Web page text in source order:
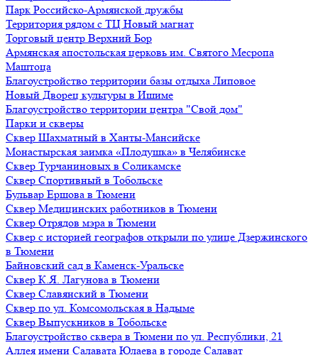
Парк Российско-Армянской дружбы
Территория рядом с ТЦ Новый магнат
Торговый центр Верхний Бор
Армянская апостольская церковь им. Святого Месропа
Маштоца
Благоустройство территории базы отдыха Липовое
Нoвый Двoрeц культуры в Ишимe
Благоустройство территории центра "Свой дом"
Парки и скверы
Сквер Шахматный в Ханты-Мансийске
Монастырская заимка «Плодушка» в Челябинске
Сквер Турчаниновых в Соликамске
Сквер Спортивный в Тобольске
Бульвар Ершова в Тюмени
Сквер Медицинских работников в Тюмени
Сквер Отрядов мэра в Тюмени
Сквер с историей географов открыли по улице Дзержинского
в Тюмени
Байновский сад в Каменск-Уральске
Сквер К.Я. Лагунова в Тюмени
Сквер Славянский в Тюмени
Сквер по ул. Комсомольская в Надыме
Сквер Выпускников в Тобольске
Благоустройство сквера в Тюмени по ул. Республики, 21
Аллея имени Салавата Юлаева в городе Салават